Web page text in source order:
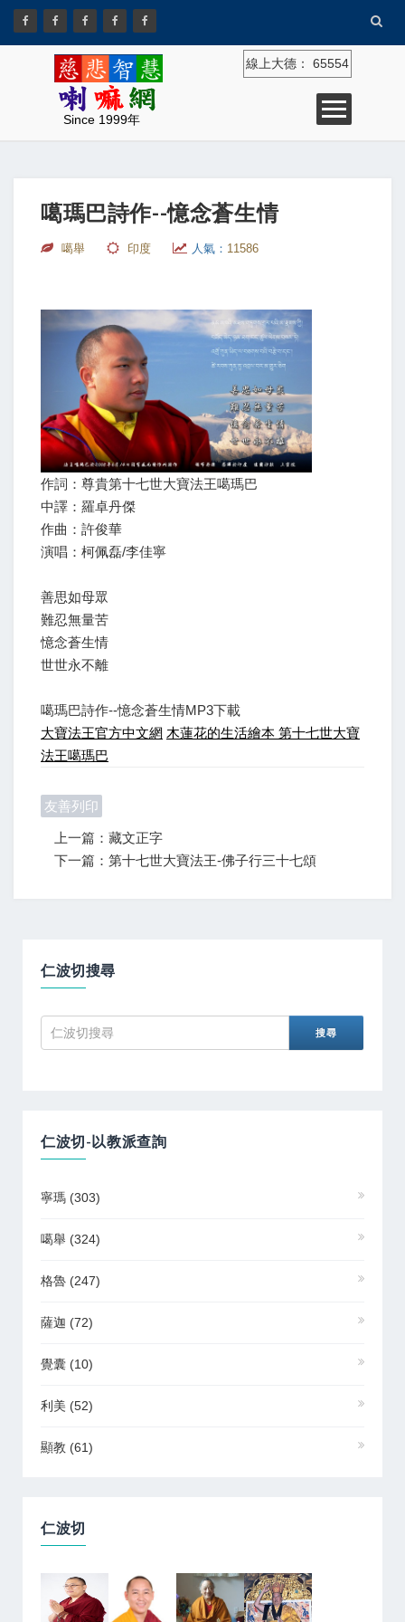
Since 1999年
線上大德： 65554
噶瑪巴詩作--憶念蒼生情
噶舉 印度 人氣： 11586
作詞：尊貴第十七世大寶法王噶瑪巴
中譯：羅卓丹傑
作曲：許俊華
演唱：柯佩磊/李佳寧
善思如母眾
難忍無量苦
憶念蒼生情
世世永不離
噶瑪巴詩作--憶念蒼生情MP3下載
大寶法王官方中文網 木蓮花的生活繪本 第十七世大寶
法王噶瑪巴
友善列印
上一篇：藏文正字
下一篇：第十七世大寶法王-佛子行三十七頌
仁波切搜尋
仁波切-以教派查詢
寧瑪 (303)
噶舉 (324)
格魯 (247)
薩迦 (72)
覺囊 (10)
利美 (52)
顯教 (61)
仁波切